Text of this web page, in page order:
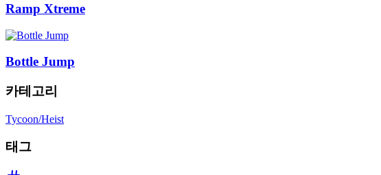
Ramp Xtreme
Bottle Jump
카테고리
Tycoon/Heist
태그